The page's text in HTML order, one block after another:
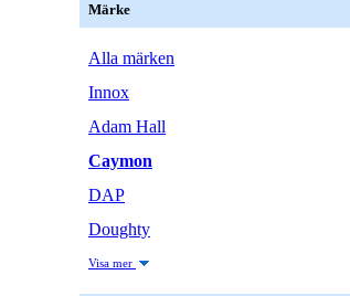
Märke
Alla märken
Innox
Adam Hall
Caymon
DAP
Doughty
Visa mer